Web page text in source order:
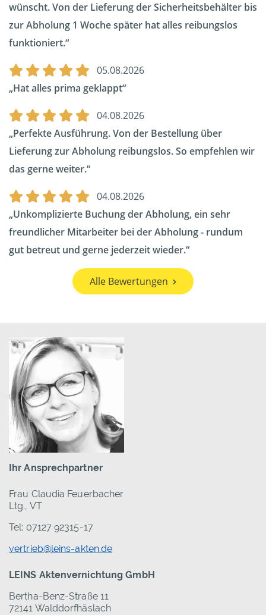
wünscht. Von der Lieferung der Sicherheitsbehälter bis
zur Abholung 1 Woche später hat alles reibungslos
funktioniert.
05.08.2026
Hat alles prima geklappt
04.08.2026
Perfekte Ausführung. Von der Bestellung über
Lieferung zur Abholung reibungslos. So empfehlen wir
das gerne weiter.
04.08.2026
Unkomplizierte Buchung der Abholung, ein sehr
freundlicher Mitarbeiter bei der Abholung - rundum
gut betreut und gerne jederzeit wieder.
Alle Bewertungen
Ihr Ansprechpartner
Frau Claudia Feuerbacher
Ltg., VT
Tel: 07127 92315-17
vertrieb@leins-akten.de
LEINS Aktenvernichtung GmbH
Bertha-Benz-Straße 11
72141 Walddorfhäslach